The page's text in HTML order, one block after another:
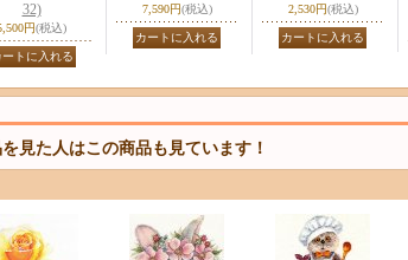
32)
円(税込)
7,590円(税込) 2,530円(税込)
見た人はこの商品も見ています！